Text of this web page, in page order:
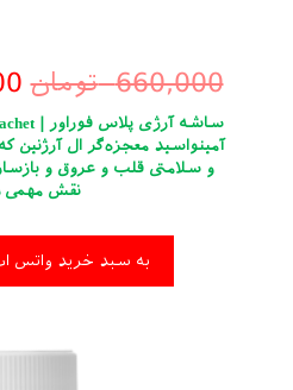
660,000 تومان
آمینواسید معجزه‌گر ال
و سلامتی قلب و عروق و
نقش مهمی
به سبد خرید واتس